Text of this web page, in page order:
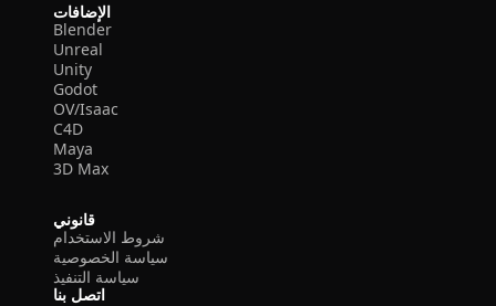
الإضافات
Blender
Unreal
Unity
Godot
OV/Isaac
C4D
Maya
3D Max
قانوني
شروط الاستخدام
سياسة الخصوصية
سياسة التنفيذ
اتصل بنا